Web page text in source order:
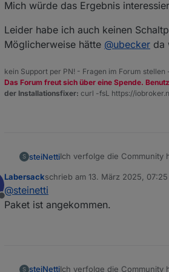
@labersacksagte in
Mich würde das Ergebnis
Leider habe ich auch keinen
Möglicherweise hätte @ubecker da
kein Support per PN! - Fragen im Forum stellen
Das Forum freut sich über eine Spende.
der Installationsfixer: curl -fsL https://
S steiNettiIch verfolge die Community
Vor rund sieben Jahren
sich das ganze Projekt
Jetzt, nach all den Jahren,
Offline
Labersackschrieb am 13. März 2025, 07:25
zuletzt editiert von
@steinetti
Paket ist angekommen.
S steiNettiIch verfolge die Community